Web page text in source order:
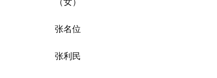
（女）
张名位
张利民